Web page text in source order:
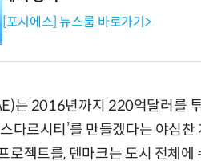
[포시에스] 뉴스룸 바로가기>
는 2016년까지 220억달러를
다르시티’를 만들겠다는 야심
로젝트를, 덴마크는 도시 전체에